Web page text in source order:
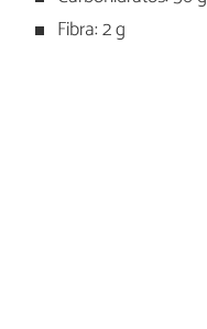
Fibra: 2 g